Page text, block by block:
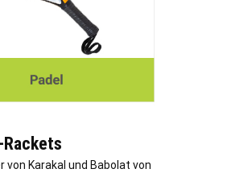
Rackets
von Karakal und Babolat von